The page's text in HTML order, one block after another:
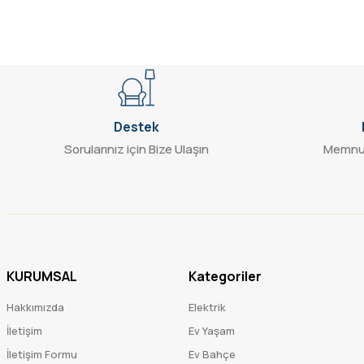
Destek
Sorularınız için Bize Ulaşın
KURUMSAL
Hakkımızda
İletişim
İletişim Formu
Kategoriler
Elektrik
Ev Yaşam
Ev Bahçe